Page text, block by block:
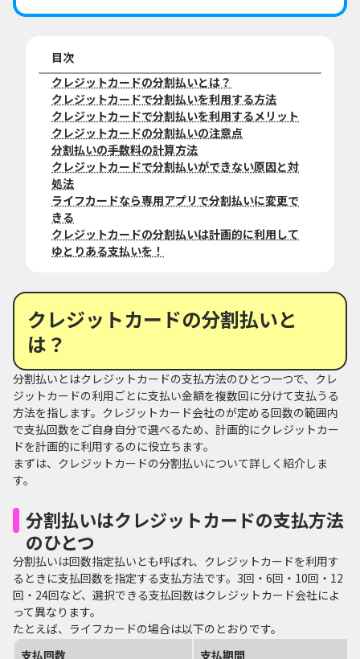
目次
クレジットカードの分割払いとは？
クレジットカードで分割払いを利用する方法
クレジットカードで分割払いを利用するメリット
クレジットカードの分割払いの注意点
分割払いの手数料の計算方法
クレジットカードで分割払いができない原因と対
処法
ライフカードなら専用アプリで分割払いに変更で
きる
クレジットカードの分割払いは計画的に利用して
ゆとりある支払いを！
クレジットカードの分割払いと
は？
分割払いとはクレジットカードの支払方法のひとつ一つで、クレ
ジットカードの利用ごとに支払い金額を複数回に分けて支払うる
方法を指します。クレジットカード会社のが定める回数の範囲内
で支払回数をご自身自分で選べるため、計画的にクレジットカー
ドを計画的に利用するのに役立ちます。
まずは、クレジットカードの分割払いについて詳しく紹介しま
す。
分割払いはクレジットカードの支払方法
のひとつ
分割払いは回数指定払いとも呼ばれ、クレジットカードを利用す
るときに支払回数を指定する支払方法です。3回・6回・10回・12
回・24回など、選択できる支払回数はクレジットカード会社によ
って異なります。
たとえば、ライフカードの場合は以下のとおりです。
支払回数
支払期間